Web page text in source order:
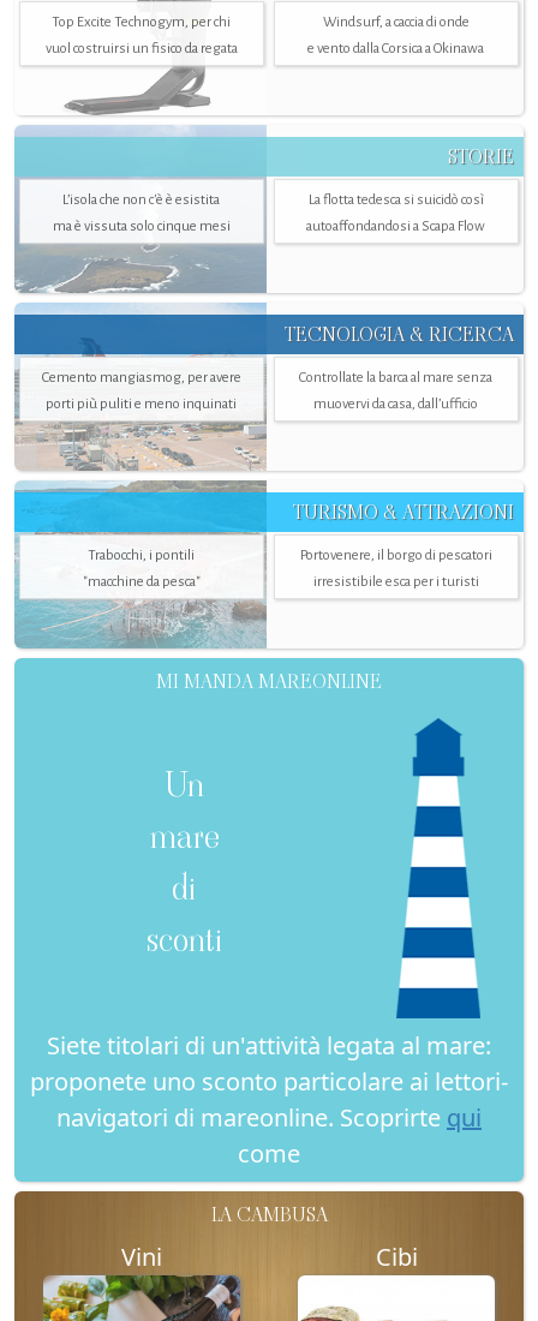
Top Excite Technogym, per chi
vuol costruirsi un fisico da regata
Windsurf, a caccia di onde
e vento dalla Corsica a Okinawa
STORIE
L’isola che non c'è è esistita
ma è vissuta solo cinque mesi
La flotta tedesca si suicidò così
autoaffondandosi a Scapa Flow
TECNOLOGIA & RICERCA
Cemento mangiasmog, per avere
porti più puliti e meno inquinati
Controllate la barca al mare senza
muovervi da casa, dall’ufficio
TURISMO & ATTRAZIONI
Trabocchi, i pontili
"macchine da pesca"
Portovenere, il borgo di pescatori
irresistibile esca per i turisti
MI MANDA MAREONLINE
Un
mare
di
sconti
Siete titolari di un'attività legata al mare:
proponete uno sconto particolare ai lettori-
navigatori di mareonline. Scoprirte qui
come
LA CAMBUSA
Vini Cibi